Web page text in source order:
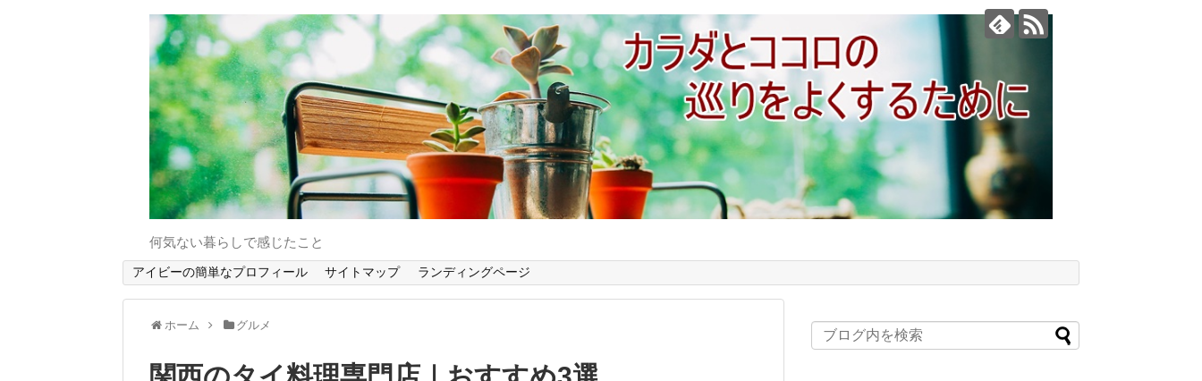
何気ない暮らしで感じたこと
アイビーの簡単なプロフィール サイトマップ ランディングページ
ホーム グルメ